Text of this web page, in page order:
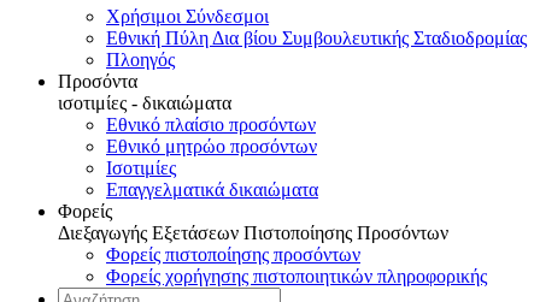
Χρήσιμοι Σύνδεσμοι
Εθνική Πύλη Δια βίου Συμβουλευτικής Σταδιοδρομίας
Πλοηγός
Προσόντα
ισοτιμίες - δικαιώματα
Εθνικό πλαίσιο προσόντων
Εθνικό μητρώο προσόντων
Ισοτιμίες
Επαγγελματικά δικαιώματα
Φορείς
Διεξαγωγής Εξετάσεων Πιστοποίησης Προσόντων
Φορείς πιστοποίησης προσόντων
Φορείς χορήγησης πιστοποιητικών πληροφορικής